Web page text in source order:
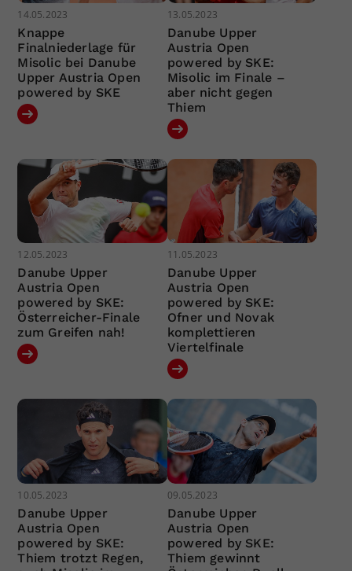
14.05.2023
Knappe
Finalniederlage für
Misolic bei Danube
Upper Austria Open
powered by SKE
13.05.2023
Danube Upper
Austria Open
powered by SKE:
Misolic im Finale –
aber nicht gegen
Thiem
12.05.2023
Danube Upper
Austria Open
powered by SKE:
Österreicher-Finale
zum Greifen nah!
11.05.2023
Danube Upper
Austria Open
powered by SKE:
Ofner und Novak
komplettieren
Viertelfinale
10.05.2023
Danube Upper
Austria Open
powered by SKE:
Thiem trotzt Regen,
09.05.2023
Danube Upper
Austria Open
powered by SKE:
Thiem gewinnt